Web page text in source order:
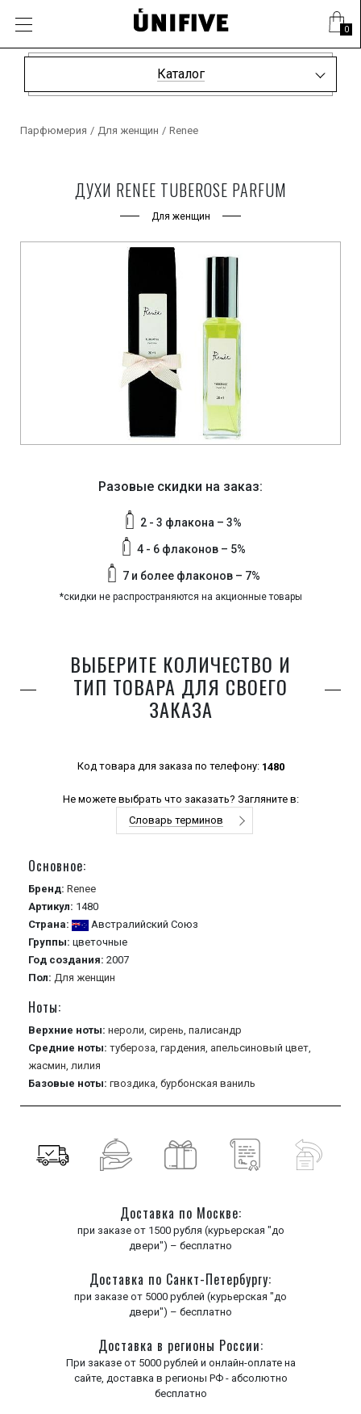
0
Каталог
Парфюмерия / Для женщин / Renee
ДУХИ RENEE TUBEROSE PARFUM
Для женщин
Разовые скидки на заказ:
2 - 3 флакона – 3%
4 - 6 флаконов – 5%
7 и более флаконов – 7%
*скидки не распространяются на акционные товары
ВЫБЕРИТЕ КОЛИЧЕСТВО И
ТИП ТОВАРА ДЛЯ СВОЕГО
ЗАКАЗА
Код товара для заказа по телефону: 1480
Не можете выбрать что заказать? Загляните в:
Словарь терминов
Основное:
Бренд: Renee
Артикул: 1480
Страна:
Австралийский Союз
Группы: цветочные
Год создания: 2007
Пол: Для женщин
Ноты:
Верхние ноты: нероли, сирень, палисандр
Средние ноты: тубероза, гардения, апельсиновый цвет,
жасмин, лилия
Базовые ноты: гвоздика, бурбонская ваниль
Доставка по Москве:
при заказе от 1500 рубля (курьерская "до
двери") – бесплатно
Доставка по Санкт-Петербургу:
при заказе от 5000 рублей (курьерская "до
двери") – бесплатно
Доставка в регионы России:
При заказе от 5000 рублей и онлайн-оплате на
сайте, доставка в регионы РФ - абсолютно
бесплатно